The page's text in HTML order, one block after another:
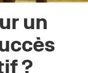
un
?